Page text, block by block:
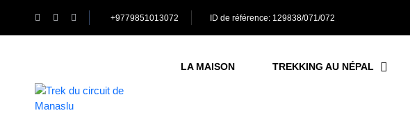
+9779851013072 ID de référence: 129838/071/072
LA MAISON TREKKING AU NÉPAL